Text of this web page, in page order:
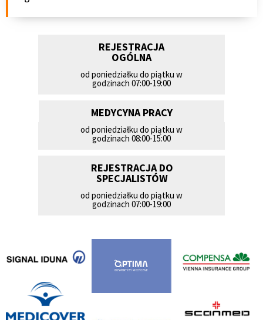
REJESTRACJA
OGÓLNA
od poniedziałku do piątku w
godzinach 07:00-19:00
MEDYCYNA PRACY
od poniedziałku do piątku w
godzinach 08:00-15:00
REJESTRACJA DO
SPECJALISTÓW
od poniedziałku do piątku w
godzinach 07:00-19:00